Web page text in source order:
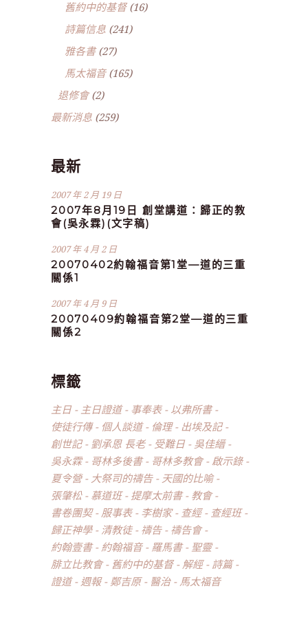
舊約中的基督(16)
詩篇信息 (241)
雅各書(27)
馬太福音(165)
退修會(2)
最新消息 (259)
最新
2007 年 2 月 19 日
2007年8月19日 創堂講道：歸正的教
會(吳永霖)(文字稿)
2007 年 4 月 2 日
20070402約翰福音第1堂—道的三重
關係1
2007 年 4 月 9 日
20070409約翰福音第2堂—道的三重
關係2
標籤
主日 主日證道 事奉表
以弗所書
使徒行傳
個人談道 倫理
出埃及記
創世記
劉承恩 長老 受難日
吳佳縉
吳永霖
哥林多後書 哥林多教會
啟示錄
夏令營
大祭司的禱告
天國的比喻
張肇松
慕道班 提摩太前書
教會
書卷團契
服事表 李樹家 查經
查經班
歸正神學
清教徒 禱告
禱告會
約翰壹書
約翰福音 羅馬書
聖靈
腓立比教會
舊約中的基督 解經
詩篇
證道
週報 鄭吉原 醫治 馬太福音